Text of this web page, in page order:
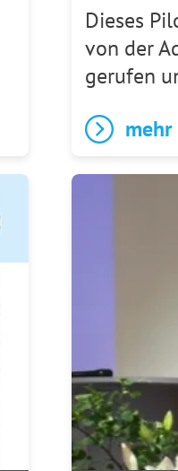
Dieses
von der
gerufen
mehr